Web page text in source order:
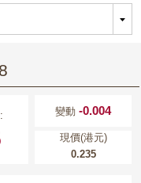
變動-0.004
現價(港元)
0.235